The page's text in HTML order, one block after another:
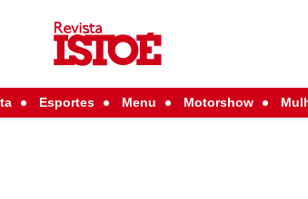
Esportes Menu Motorshow